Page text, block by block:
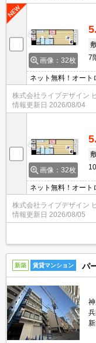
画像：32枚
7
ネット無料！オート
株式会社ライブデザイン
情報更新日 2026/08/04
画像：32枚
ネット無料！オート
株式会社ライブデザイン
情報更新日 2026/08/05
新築 賃貸マンション パ